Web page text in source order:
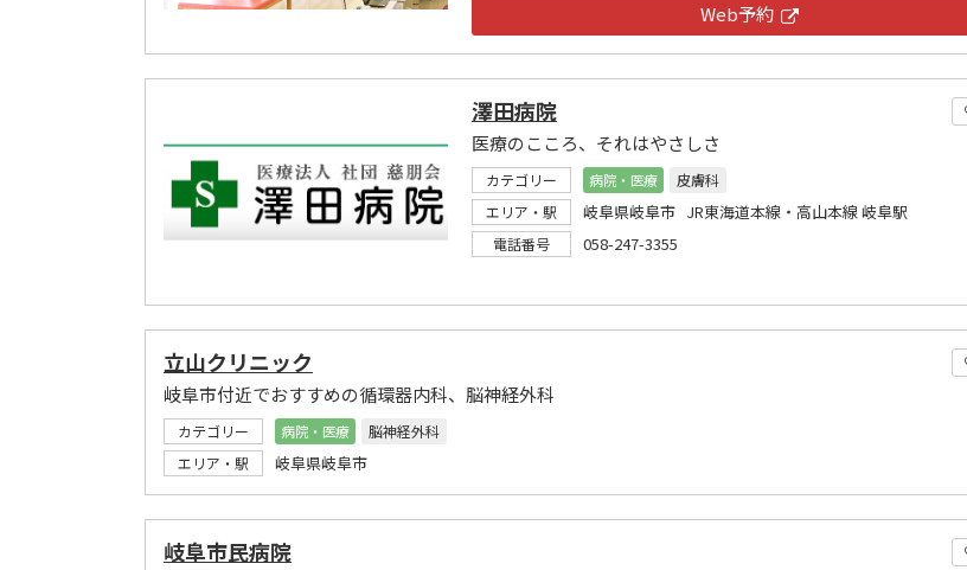
Web予約
澤田病院
医療のこころ、それはやさしさ
カテゴリー 病院・医療
皮膚科
エリア・駅
岐阜県岐阜市 JR東海道本線・高山本線 岐阜駅
電話番号 058-247-3355
立山クリニック
岐阜市付近でおすすめの循環器内科、脳神経外科
カテゴリー 病院・医療
脳神経外科
エリア・駅
岐阜県岐阜市
岐阜市民病院